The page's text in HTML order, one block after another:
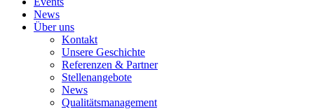
News
Über uns
Kontakt
Unsere Geschichte
Referenzen & Partner
Stellenangebote
News
Qualitätsmanagement